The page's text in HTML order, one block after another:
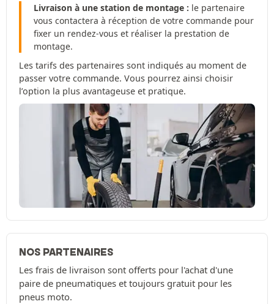
Livraison à une station de montage : le partenaire
vous contactera à réception de votre commande pour
fixer un rendez-vous et réaliser la prestation de
montage.
Les tarifs des partenaires sont indiqués au moment de
passer votre commande. Vous pourrez ainsi choisir
l’option la plus avantageuse et pratique.
NOS PARTENAIRES
Les frais de livraison sont offerts pour l'achat d'une
paire de pneumatiques et toujours gratuit pour les
pneus moto.